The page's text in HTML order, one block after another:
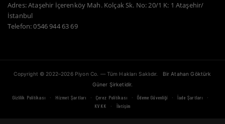
Adres: Ataşehir İçerenköy Mah. Kolçak Sk. No: 20/1 K: 1 Ataşehir/
İstanbul
Telefon: 0546 944 63 69
Copyright © 2022–2026 Piyon Co. — Tüm Hakları Saklıdır.
Bir Atahan Göktürk
Güner Şirketidir.
Gizlilik Politikası · Hizmet Şartları · Çerez Politikası · Ödeme Güvenliği · İade Şartları ·
KVKK · İletişim